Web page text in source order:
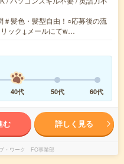
＃髪色・髪型自由！○応募後の流
ック↓メールにてw…
40代 50代 60代
む 詳しく見る
・ワーク FO事業部